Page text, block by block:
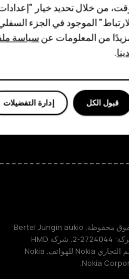
Linkedin
Discord
TM و © 2026 HMD Global. جميع الحقوق محفوظة. Bertel Jungin aukio
9, 02600 Espoo, Finland. مُعرِّف الشركة: 2724044-2. شركة HMD
Global Oy حاصلة على ترخيص من الاسم التجاري Nokia للهواتف. Nokia
من خلال تحديد خيار
الموجود في الجزء
من المعلومات عنسياسة
.
إدارة التفضيلات قبول الكل